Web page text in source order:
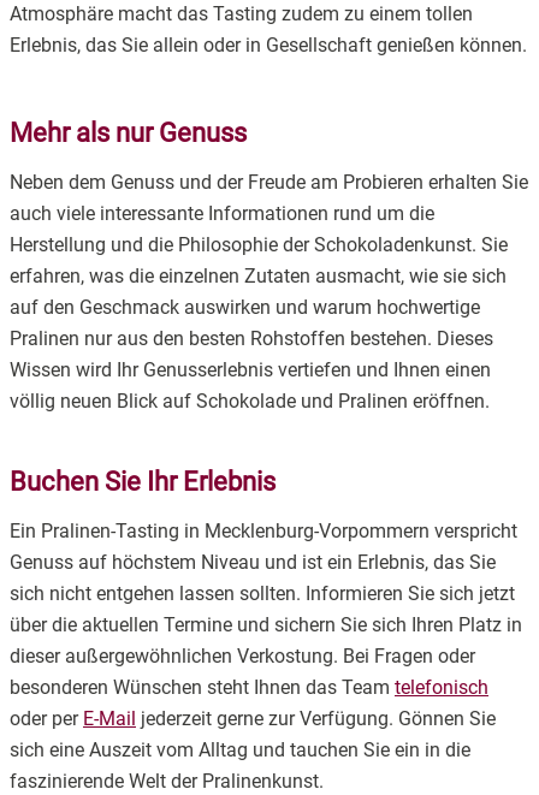
Atmosphäre macht das Tasting zudem zu einem tollen
Erlebnis, das Sie allein oder in Gesellschaft genießen können.
Mehr als nur Genuss
Neben dem Genuss und der Freude am Probieren erhalten Sie
auch viele interessante Informationen rund um die
Herstellung und die Philosophie der Schokoladenkunst. Sie
erfahren, was die einzelnen Zutaten ausmacht, wie sie sich
auf den Geschmack auswirken und warum hochwertige
Pralinen nur aus den besten Rohstoffen bestehen. Dieses
Wissen wird Ihr Genusserlebnis vertiefen und Ihnen einen
völlig neuen Blick auf Schokolade und Pralinen eröffnen.
Buchen Sie Ihr Erlebnis
Ein Pralinen-Tasting in Mecklenburg-Vorpommern verspricht
Genuss auf höchstem Niveau und ist ein Erlebnis, das Sie
sich nicht entgehen lassen sollten. Informieren Sie sich jetzt
über die aktuellen Termine und sichern Sie sich Ihren Platz in
dieser außergewöhnlichen Verkostung. Bei Fragen oder
besonderen Wünschen steht Ihnen das Team telefonisch
oder per E-Mail jederzeit gerne zur Verfügung. Gönnen Sie
sich eine Auszeit vom Alltag und tauchen Sie ein in die
faszinierende Welt der Pralinenkunst.